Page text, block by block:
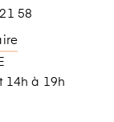
58
14h à 19h